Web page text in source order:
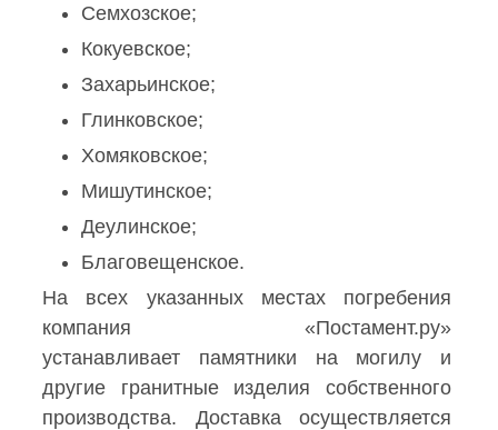
Семхозское;
Кокуевское;
Захарьинское;
Глинковское;
Хомяковское;
Мишутинское;
Деулинское;
Благовещенское.
На всех указанных местах погребения
компания «Постамент.ру»
устанавливает памятники на могилу и
другие гранитные изделия собственного
производства. Доставка осуществляется